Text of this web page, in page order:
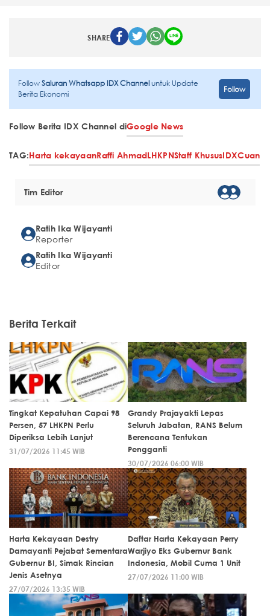
SHARE
FollowSaluran Whatsapp IDX Channeluntuk Update
Berita Ekonomi
Follow
Follow Berita IDX Channel diGoogle News
TAG:Harta kekayaanRaffi AhmadLHKPNStaff KhususIDXCuan
Tim Editor
Ratih Ika Wijayanti
Reporter
Ratih Ika Wijayanti
Editor
Berita Terkait
Tingkat Kepatuhan Capai 98
Persen, 57 LHKPN Perlu
Diperiksa Lebih Lanjut
31/07/2026 11:45 WIB
Grandy Prajayakti Lepas
Seluruh Jabatan, RANS Belum
Berencana Tentukan
Pengganti
30/07/2026 06:00 WIB
Harta Kekayaan Destry
Damayanti Pejabat Sementara
Gubernur BI, Simak Rincian
Jenis Asetnya
27/07/2026 13:35 WIB
Daftar Harta Kekayaan Perry
Warjiyo Eks Gubernur Bank
Indonesia, Mobil Cuma 1 Unit
27/07/2026 11:00 WIB